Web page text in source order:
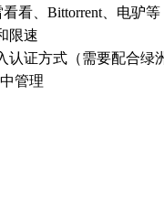
看、Bittorrent、电驴等
限速
证方式（需要配合绿
管理